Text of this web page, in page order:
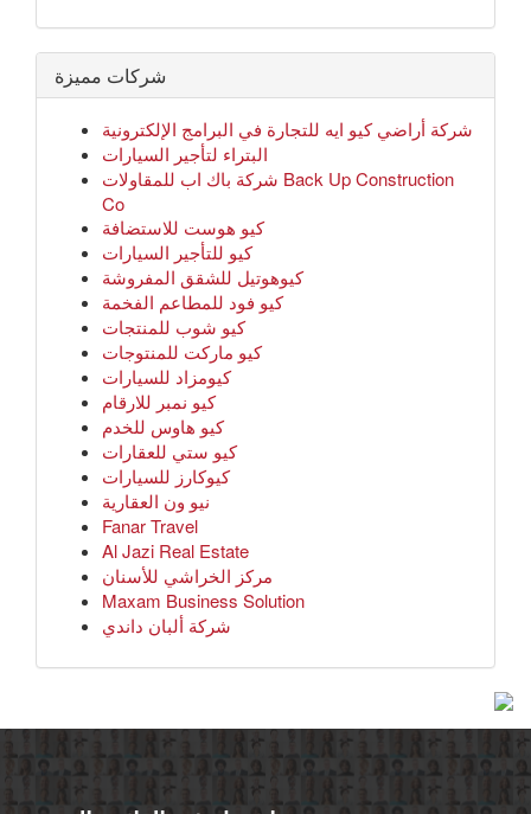
شركات مميزة
شركة أراضي كيو ايه للتجارة في البرامج الإلكترونية
البتراء لتأجير السيارات
شركة باك اب للمقاولات Back Up Construction
Co
كيو هوست للاستضافة
كيو للتأجير السيارات
كيوهوتيل للشقق المفروشة
كيو فود للمطاعم الفخمة
كيو شوب للمنتجات
كيو ماركت للمنتوجات
كيومزاد للسيارات
كيو نمبر للارقام
كيو هاوس للخدم
كيو ستي للعقارات
كيوكارز للسيارات
نيو ون العقارية
Fanar Travel
Al Jazi Real Estate
مركز الخراشي للأسنان
Maxam Business Solution
شركة ألبان داندي